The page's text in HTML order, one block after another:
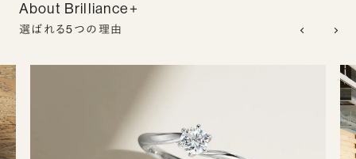
About Brilliance+
選ばれる5つの理由